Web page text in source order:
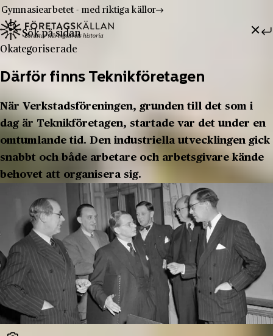
Hoppa till innehåll
Till innehåll
Gymnasiearbetet - med riktiga källor
Sök efter:
Okategoriserade
Därför finns Teknikföretagen
När Verkstadsföreningen, grunden till det som i
dag är Teknikföretagen, startade var det under en
omtumlande tid. Den industriella utvecklingen gick
snabbt och både arbetare och arbetsgivare kände
behovet att organisera sig.